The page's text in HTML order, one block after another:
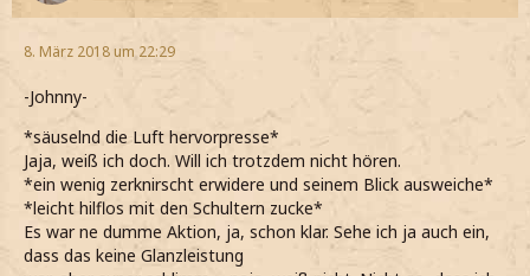
8. März 2018 um 22:29
-Johnny-
*säuselnd die Luft hervorpresse*
Jaja, weiß ich doch. Will ich trotzdem nicht hören.
*ein wenig zerknirscht erwidere und seinem Blick ausweiche*
*leicht hilflos mit den Schultern zucke*
Es war ne dumme Aktion, ja, schon klar. Sehe ich ja auch ein,
dass das keine Glanzleistung